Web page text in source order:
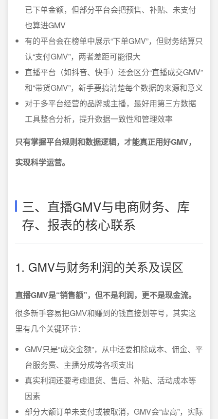
已下单金额，但部分平台会把预售、补贴、未支付
也算进GMV
有的平台会在榜单中展示“下单GMV”，但财务结算只
认“支付GMV”，两者差距可能很大
直播平台（如抖音、快手）还会区分“直播成交GMV”
和“带货GMV”，新手要搞清楚每个数据的来源和意义
对于多平台经营的品牌或主播，最好用第三方数据
工具整合分析，提升数据一致性和管理效率
只有掌握平台规则和数据逻辑，才能真正用好GMV，
实现科学运营。
三、直播GMV与电商财务、库
存、报表的核心联系
1. GMV与财务利润的关系及误区
直播GMV是“销售额”，但不是利润，更不是现金流。
很多新手容易把GMV和赚到的钱直接划等号，其实这
里有几个关键环节：
GMV只是“成交金额”，从中还要扣除成本、佣金、平
台服务费、主播分成等各项支出
真实利润还要考虑退货、售后、补贴、活动成本等
因素
部分大额订单未支付或被取消，GMV会“虚高”，实际